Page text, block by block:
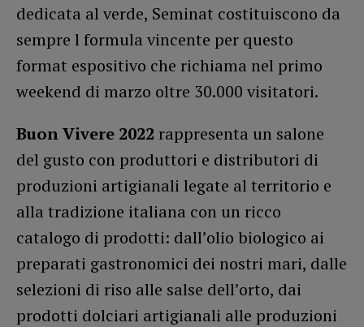
dedicata al verde, Seminat costituiscono da
sempre l formula vincente per questo
format espositivo che richiama nel primo
weekend di marzo oltre 30.000 visitatori.
Buon Vivere 2022 rappresenta un salone
del gusto con produttori e distributori di
produzioni artigianali legate al territorio e
alla tradizione italiana con un ricco
catalogo di prodotti: dall’olio biologico ai
preparati gastronomici dei nostri mari, dalle
selezioni di riso alle salse dell’orto, dai
prodotti dolciari artigianali alle produzioni